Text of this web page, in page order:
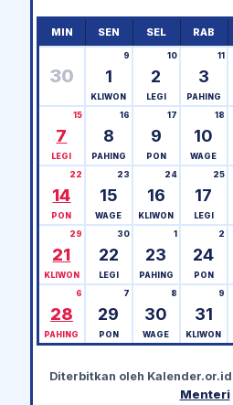
MIN SEN SEL RAB
30 1
9
KLIWON
2
10
LEGI
3
11
PAHING
7
15
LEGI
8
16
PAHING
9
17
PON
10
18
WAGE
14
22
PON
15
23
WAGE
16
24
KLIWON
17
25
LEGI
21
29
KLIWON
22
30
LEGI
23
1
PAHING
24
2
PON
28
6
PAHING
29
7
PON
30
8
WAGE
31
9
KLIWON
Diterbitkan oleh Kalender.or.id
Menteri